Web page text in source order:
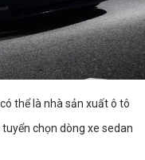
thể là nhà sản xuất ô tô
chọn dòng xe sedan